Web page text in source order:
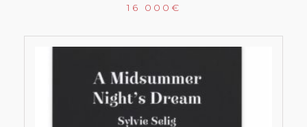
16 000 €